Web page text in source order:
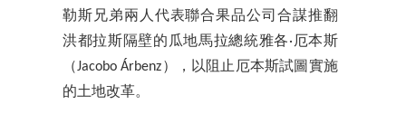
勒斯兄弟兩人代表聯合果品公司合謀推翻
洪都拉斯隔壁的瓜地馬拉總統雅各·厄本斯
（Jacobo Árbenz），以阻止厄本斯試圖實施
的土地改革。